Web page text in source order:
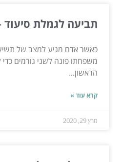
תביעה לגמלת סיעוד
כאשר אדם מגיע למצב של
משפחתו פונה לשני גורמים כדי
הראשון...
קרא עוד »
מרץ 29, 2020